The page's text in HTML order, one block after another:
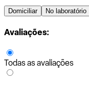
Domiciliar No laboratório
Avaliações:
Todas as avaliações